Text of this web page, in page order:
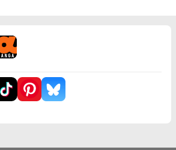
母親を支えて
ん。 たまにその頑張りが空回りすることも？ 恋
しい、をちゃんと言えずにきた
。 ただし、いつも無表情。 集中すると周りが
そのことで周囲には誤解を与えがちだが、弁明す